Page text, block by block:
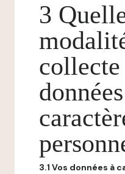
3
collecte
3.1 Vos données à